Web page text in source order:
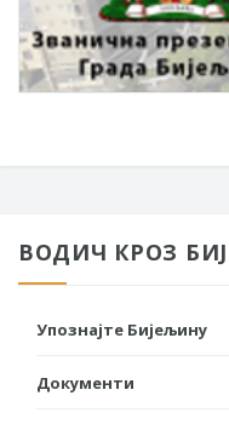
ВОДИЧ КРОЗ
Упознајте Бијељину
Документи